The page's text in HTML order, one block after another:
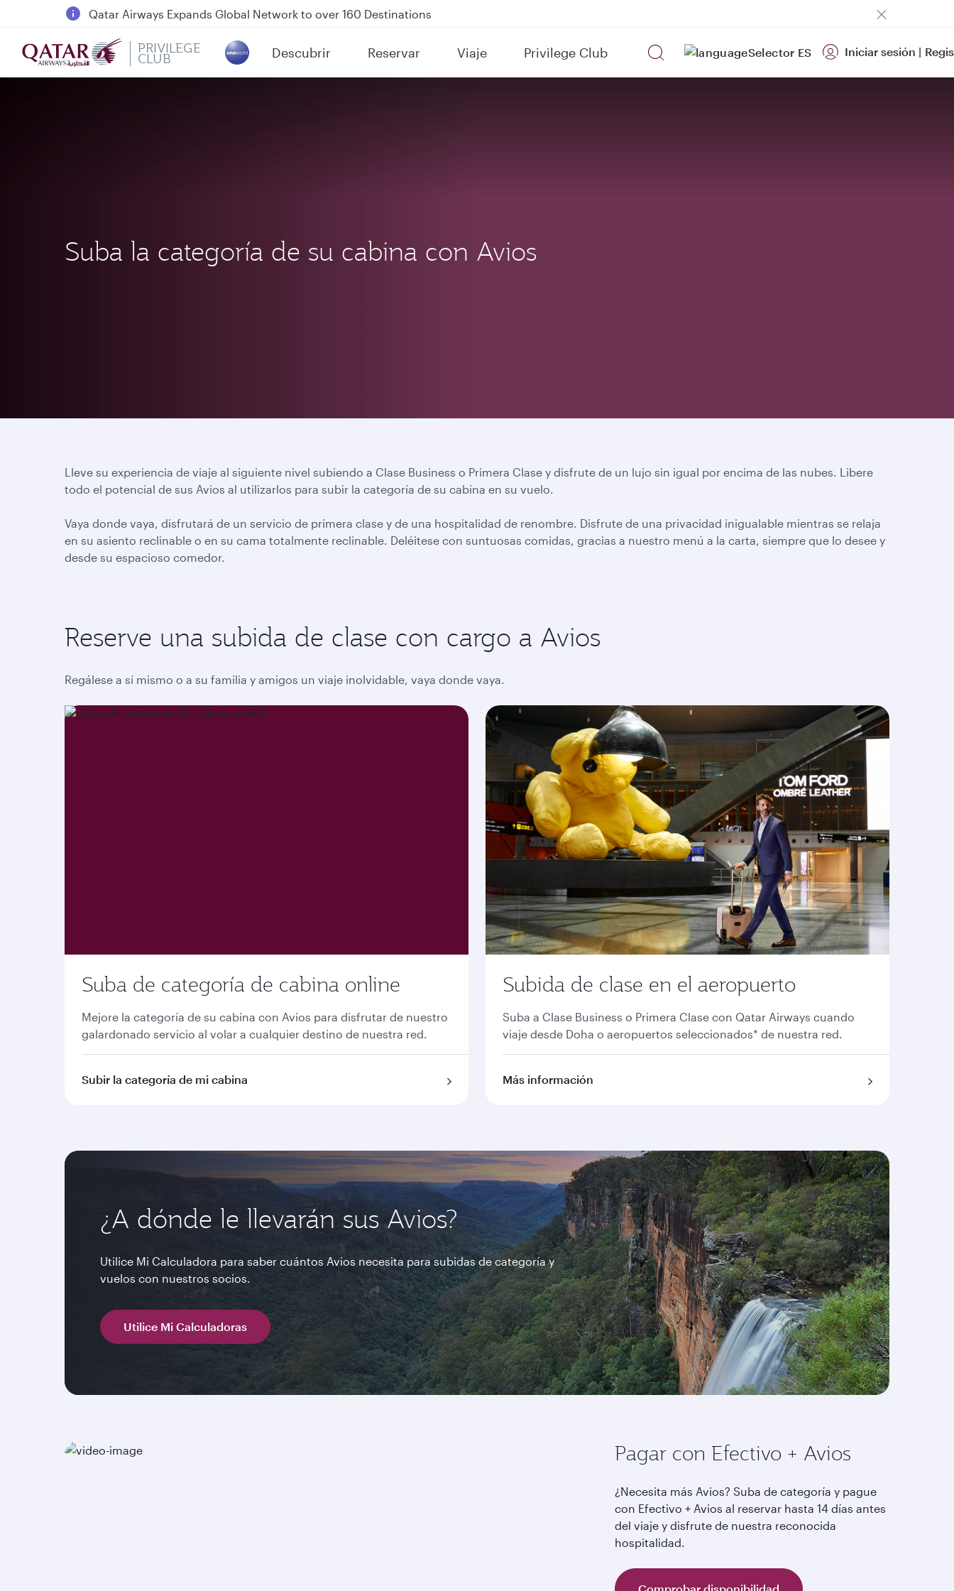
18 June 2026: Updates on Travelling with Power Banks
6 August 2026: Qatar Airways flight resumption to Bahrain (BAH), Erbil (EBL), and Kuwait (KWI)
Qatar Airways Expands Global Network to over 160 Destinations
PRIVILEGE
CLUB Descubrir
(active) Reservar Viaje Privilege Club ES Iniciar sesión |
Suba la categoría de su cabina con Avios
Lleve su experiencia de viaje al siguiente nivel subiendo a Clase Business o Primera Clase y disfrute de un lujo sin igual por encima de las nubes. Libere
todo el potencial de sus Avios al utilizarlos para subir la categoría de su cabina en su vuelo.
Vaya donde vaya, disfrutará de un servicio de primera clase y de una hospitalidad de renombre. Disfrute de una privacidad inigualable mientras se relaja
en su asiento reclinable o en su cama totalmente reclinable. Deléitese con suntuosas comidas, gracias a nuestro menú a la carta, siempre que lo desee y
desde su espacioso comedor.
Reserve una subida de clase con cargo a Avios
Regálese a sí mismo o a su familia y amigos un viaje inolvidable, vaya donde vaya.
Suba de categoría de cabina online
Mejore la categoría de su cabina con Avios para disfrutar de nuestro
galardonado servicio al volar a cualquier destino de nuestra red.
Subir la categoría de mi cabina
Subida de clase en el aeropuerto
Suba a Clase Business o Primera Clase con Qatar Airways cuando
viaje desde Doha o aeropuertos seleccionados* de nuestra red.
Más información
¿A dónde le llevarán sus Avios?
Utilice Mi Calculadora para saber cuántos Avios necesita para subidas de categoría y
vuelos con nuestros socios.
Utilice Mi Calculadoras
Pagar con Efectivo + Avios
¿Necesita más Avios? Suba de categoría y pague
con Efectivo + Avios al reservar hasta 14 días antes
del viaje y disfrute de nuestra reconocida
hospitalidad.